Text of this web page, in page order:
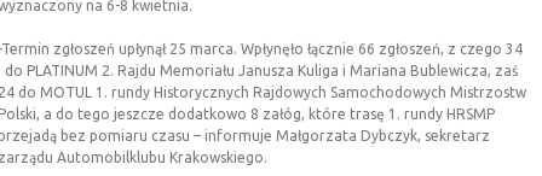
na 6-8 kwietnia.
Termin zgłoszeń upłynął 25 marca. Wpłynęło łącznie 66 zgłoszeń, z czego 34
PLATINUM 2. Rajdu Memoriału Janusza Kuliga i Mariana Bublewicza, zaś
do MOTUL 1. rundy Historycznych Rajdowych Samochodowych Mistrzostw
a do tego jeszcze dodatkowo 8 załóg, które trasę 1. rundy HRSMP
bez pomiaru czasu – informuje Małgorzata Dybczyk, sekretarz
Automobilklubu Krakowskiego.